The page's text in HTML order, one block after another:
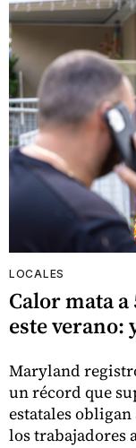
LOCALES
Calor mata
este verano:
Maryland
un récord que
estatales obligan
los trabajadores